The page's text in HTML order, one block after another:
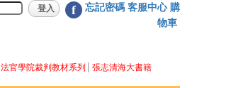
f 忘記密碼 客服中心 購
物車
法官學院裁判教材系列 張志清海大書籍